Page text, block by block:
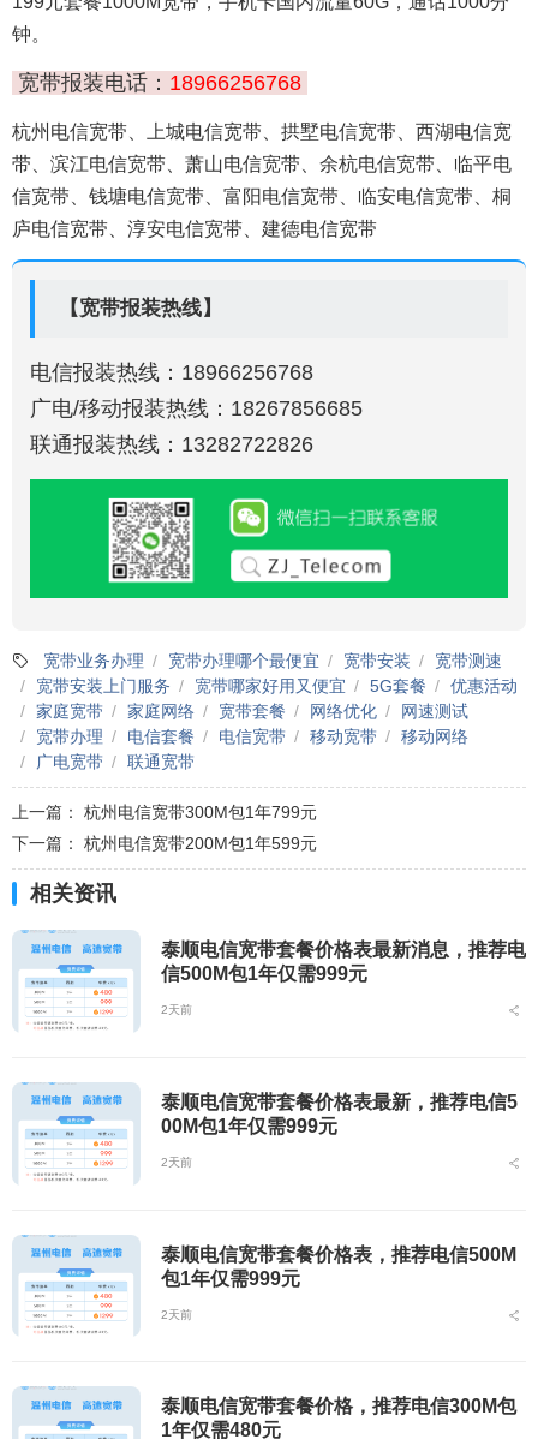
钟。
宽带报装电话： 18966256768
杭州电信宽带、上城电信宽带、拱墅电信宽带、西湖电信宽
带、滨江电信宽带、萧山电信宽带、余杭电信宽带、临平电
信宽带、钱塘电信宽带、富阳电信宽带、临安电信宽带、桐
庐电信宽带、淳安电信宽带、建德电信宽带
【宽带报装热线】
电信报装热线：18966256768
广电/移动报装热线：18267856685
联通报装热线：13282722826
宽带业务办理 宽带办理哪个最便宜 宽带安装
宽带测速
宽带安装上门服务
宽带哪家好用又便宜 5G套餐
优惠活动
家庭宽带
家庭网络 宽带套餐 网络优化
网速测试
宽带办理
电信套餐 电信宽带 移动宽带
移动网络
广电宽带
联通宽带
上一篇： 杭州电信宽带300M包1年799元
下一篇： 杭州电信宽带200M包1年599元
相关资讯
泰顺电信宽带套餐价格表最新消息，推荐电
信500M包1年仅需999元
2天前
泰顺电信宽带套餐价格表最新，推荐电信5
00M包1年仅需999元
2天前
泰顺电信宽带套餐价格表，推荐电信500M
包1年仅需999元
2天前
泰顺电信宽带套餐价格，推荐电信300M包
1年仅需480元